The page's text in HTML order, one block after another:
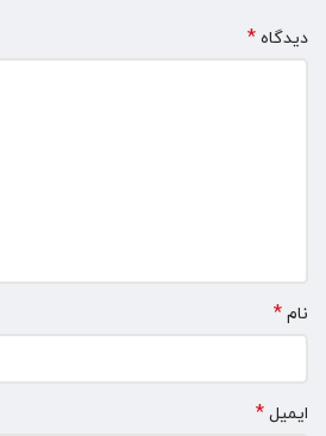
دیدگاه *
نام *
ایمیل *